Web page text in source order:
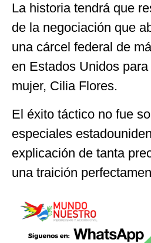
La historia tendrá que
de la negociación que
una cárcel federal de
en Estados Unidos
mujer, Cilia Flores.
El éxito táctico no fue
especiales
explicación de tanta
una traición